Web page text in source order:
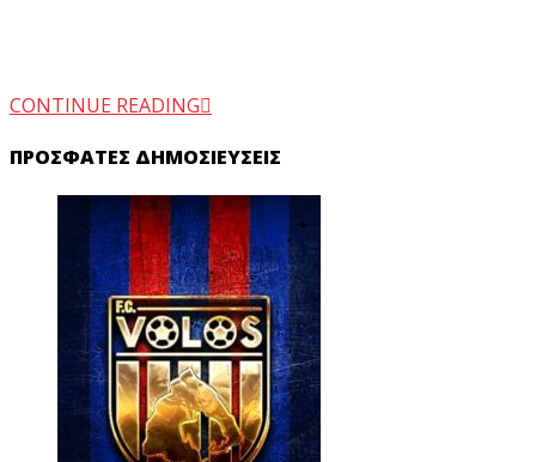
CONTINUE READING
ΠΡΌΣΦΑΤΕΣ ΔΗΜΟΣΙΕΎΣΕΙΣ